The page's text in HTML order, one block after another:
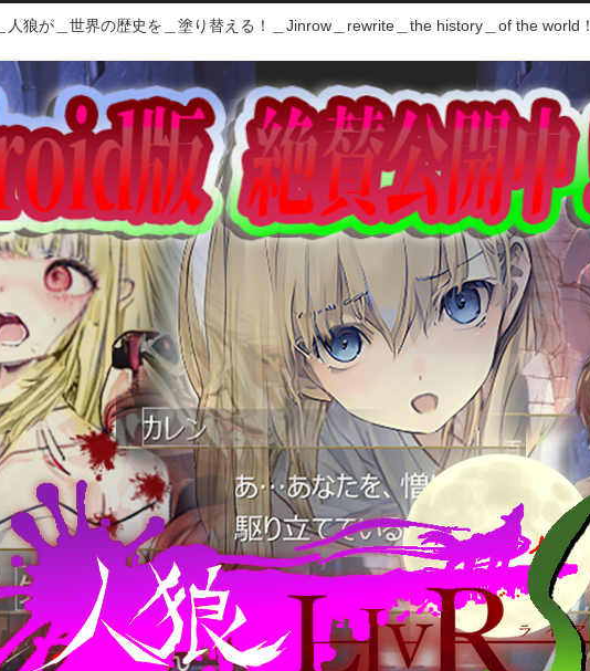
＿人狼が＿世界の歴史を＿塗り替える！＿Jinrow＿rewrite＿the history＿of the world！